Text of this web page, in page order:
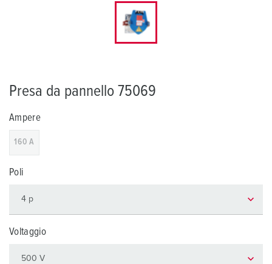
Presa da pannello 75069
Ampere
160 A
Poli
Voltaggio